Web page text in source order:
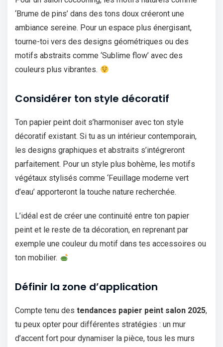
‘Brume de pins’ dans des tons doux créeront une
ambiance sereine. Pour un espace plus énergisant,
tourne-toi vers des designs géométriques ou des
motifs abstraits comme ‘Sublime flow’ avec des
couleurs plus vibrantes.
Considérer ton style décoratif
Ton papier peint doit s’harmoniser avec ton style
décoratif existant. Si tu as un intérieur contemporain,
les designs graphiques et abstraits s’intégreront
parfaitement. Pour un style plus bohème, les motifs
végétaux stylisés comme ‘Feuillage moderne vert
d’eau’ apporteront la touche nature recherchée.
L’idéal est de créer une continuité entre ton papier
peint et le reste de ta décoration, en reprenant par
exemple une couleur du motif dans tes accessoires ou
ton mobilier.
Définir la zone d’application
Compte tenu des tendances papier peint salon 2025,
tu peux opter pour différentes stratégies : un mur
d’accent fort pour dynamiser la pièce, tous les murs